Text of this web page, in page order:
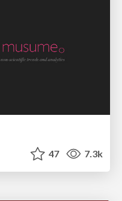
47 7.3k